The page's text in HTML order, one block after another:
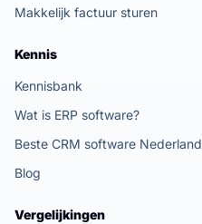
Makkelijk factuur sturen
Kennis
Kennisbank
Wat is ERP software?
Beste CRM software Nederland
Blog
Vergelijkingen